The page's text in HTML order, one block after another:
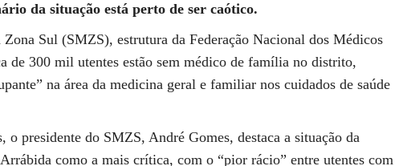
da situação está perto de ser caótico.
Sul (SMZS), estrutura da Federação Nacional dos Médicos
de 300 mil utentes estão sem médico de família no distrito,
na área da medicina geral e familiar nos cuidados de saúde
o presidente do SMZS, André Gomes, destaca a situação da
como a mais crítica, com o “pior rácio” entre utentes com